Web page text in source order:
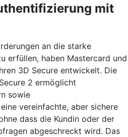
mit
an die starke
erfüllen, haben Mastercard und
3D Secure entwickelt. Die
2 ermöglicht
sowie
vereinfachte, aber sichere
dass die Kundin oder der
abgeschreckt wird. Das